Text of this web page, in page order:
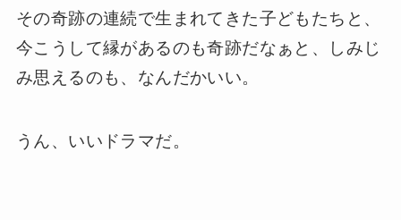
その奇跡の連続で生まれてきた子どもたちと、
今こうして縁があるのも奇跡だなぁと、しみじ
み思えるのも、なんだかいい。
うん、いいドラマだ。